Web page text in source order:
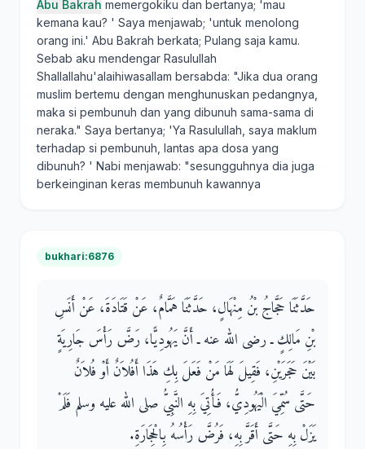
Abu Bakrah memergokiku dan bertanya; 'mau
kemana kau? ' Saya menjawab; 'untuk menolong
orang ini.' Abu Bakrah berkata; Pulang saja kamu.
Sebab aku mendengar Rasulullah
Shallallahu'alaihiwasallam bersabda: "Jika dua orang
muslim bertemu dengan menghunuskan pedangnya,
maka si pembunuh dan yang dibunuh sama-sama di
neraka." Saya bertanya; 'Ya Rasulullah, saya maklum
terhadap si pembunuh, lantas apa dosa yang
dibunuh? ' Nabi menjawab: "sesungguhnya dia juga
berkeinginan keras membunuh kawannya
bukhari:6876
حَدَّثَنَا حَجَّاجُ بْنُ مِنْهَالٍ، حَدَّثَنَا هَمَّامٌ، عَنْ قَتَادَةَ، عَنْ أَنَسِ
بْنِ مَالِكٍ ـ رضى الله عنه ـ أَنَّ يَهُودِيًّا، رَضَّ رَأْسَ جَارِيَةٍ
بَيْنَ حَجَرَيْنِ، فَقِيلَ لَهَا مَنْ فَعَلَ بِكِ هَذَا أَفُلاَنٌ أَوْ فُلاَنٌ
حَتَّى سُمِّيَ الْيَهُودِيُّ، فَأُتِيَ بِهِ النَّبِيُّ صلى الله عليه وسلم فَلَمْ
يَزَلْ بِهِ حَتَّى أَقَرَّ بِهِ، فَرُضَّ رَأْسُهُ بِالْحِجَارَةِ‏.‏